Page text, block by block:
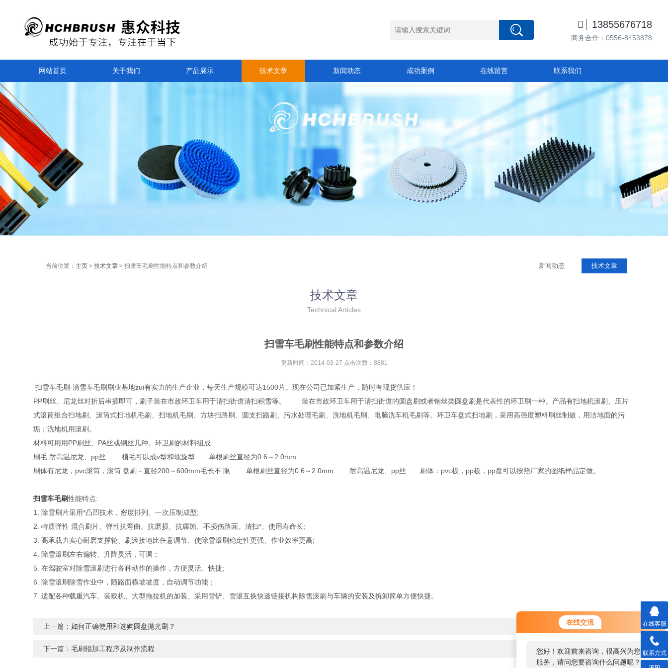
在线交流
您好！欢迎前来咨询，很高兴为您
服务，请问您要咨询什么问题呢？
 13855676718
商务合作：0556-8453878
网站首页 关于我们 产品展示 技术文章 新闻动态 成功案例 在线留言 联系我们
当前位置： 主页 >技术文章 > 扫雪车毛刷性能特点和参数介绍 新闻动态 技术文章
技术文章
Technical Articles
扫雪车毛刷性能特点和参数介绍
更新时间：2014-03-27 点击次数：8881
扫雪车毛刷-清雪车毛刷刷业基地zui有实力的生产企业，每天生产规模可达1500片。现在公司已加紧生产，随时有现货供应！
PP刷丝、尼龙丝对折后串插即可，刷子装在市政环卫车用于清扫街道清扫积雪等。 装在市政环卫车用于清扫街道的圆盘刷或者钢丝类圆盘刷是代表性的环卫刷一种。产品有扫地机滚刷、压片
式滚筒组合扫地刷、滚筒式扫地机毛刷、扫地机毛刷、方块扫路刷、圆支扫路刷、污水处理毛刷、洗地机毛刷、电脑洗车机毛刷等。环卫车盘式扫地刷，采用高强度塑料刷丝制做，用洁地面的污
垢；洗地机用滚刷。
材料可用用PP刷丝、PA丝或钢丝几种。环卫刷的材料组成
刷毛:耐高温尼龙、pp丝 植毛可以成v型和螺旋型 单根刷丝直径为0.6～2.0mm
刷体有尼龙，pvc滚筒，滚筒 盘刷－直径200～600mm毛长不 限 单根刷丝直径为0.6～2.0mm 耐高温尼龙、pp丝 刷体：pvc板，pp板，pp盘可以按照厂家的图纸样品定做。
扫雪车毛刷性能特点:
1. 除雪刷片采用*凸凹技术，密度排列、一次压制成型;
2. 特质弹性 混合刷片、弹性抗弯曲、抗磨损、抗腐蚀、不损伤路面。清扫*、使用寿命长;
3. 高承载力实心耐磨支撑轮、刷滚接地比任意调节、使除雪滚刷稳定性更强、作业效率更高;
4. 除雪滚刷左右偏转、升降灵活，可调；
5. 在驾驶室对除雪滚刷进行各种动作的操作，方便灵活、快捷;
6. 除雪滚刷除雪作业中，随路面横坡坡度，自动调节功能；
7. 适配各种载重汽车、装载机、大型拖拉机的加装、采用雪铲、雪滚互换快速链接机构除雪滚刷与车辆的安装及拆卸简单方便快捷。
上一篇：如何正确使用和选购圆盘抛光刷？
下一篇：毛刷辊加工程序及制作流程
在线客服
联系方式